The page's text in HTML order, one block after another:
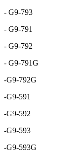
- G9-793
- G9-791
- G9-792
- G9-791G
-G9-792G
-G9-591
-G9-592
-G9-593
-G9-593G